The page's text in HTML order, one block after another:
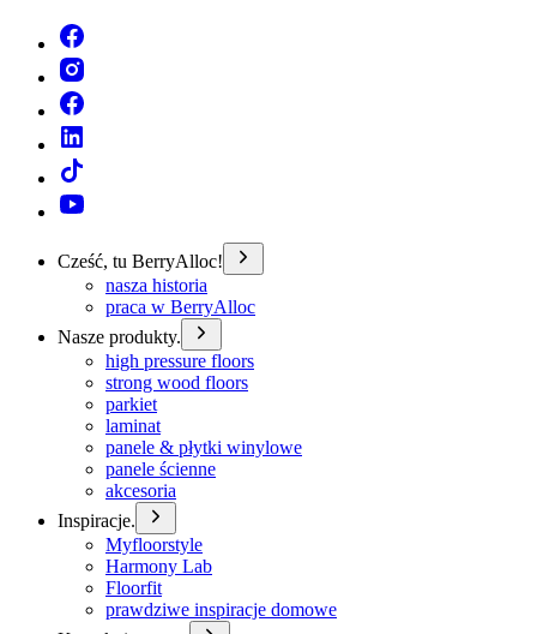
Cześć, tu BerryAlloc!
nasza historia
praca w BerryAlloc
Nasze produkty.
high pressure floors
strong wood floors
parkiet
laminat
panele & płytki winylowe
panele ścienne
akcesoria
Inspiracje.
Myfloorstyle
Harmony Lab
Floorfit
prawdziwe inspiracje domowe